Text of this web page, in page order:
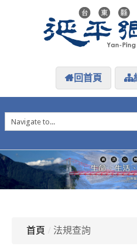
回首頁
延平
防災
資訊
探索
首頁 / 法規查詢